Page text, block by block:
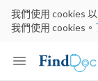
我們使用 cookies
我們使用 cookies。